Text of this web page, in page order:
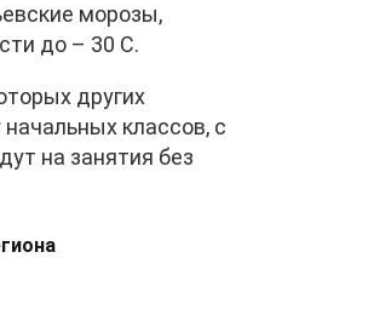
морозы,
до – 30 С.
других
начальных классов, с
на занятия без